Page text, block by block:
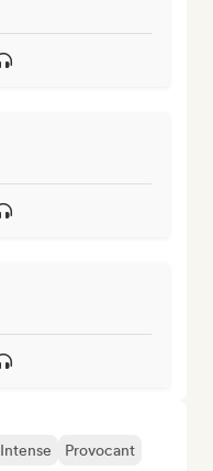
Intense
Provocant